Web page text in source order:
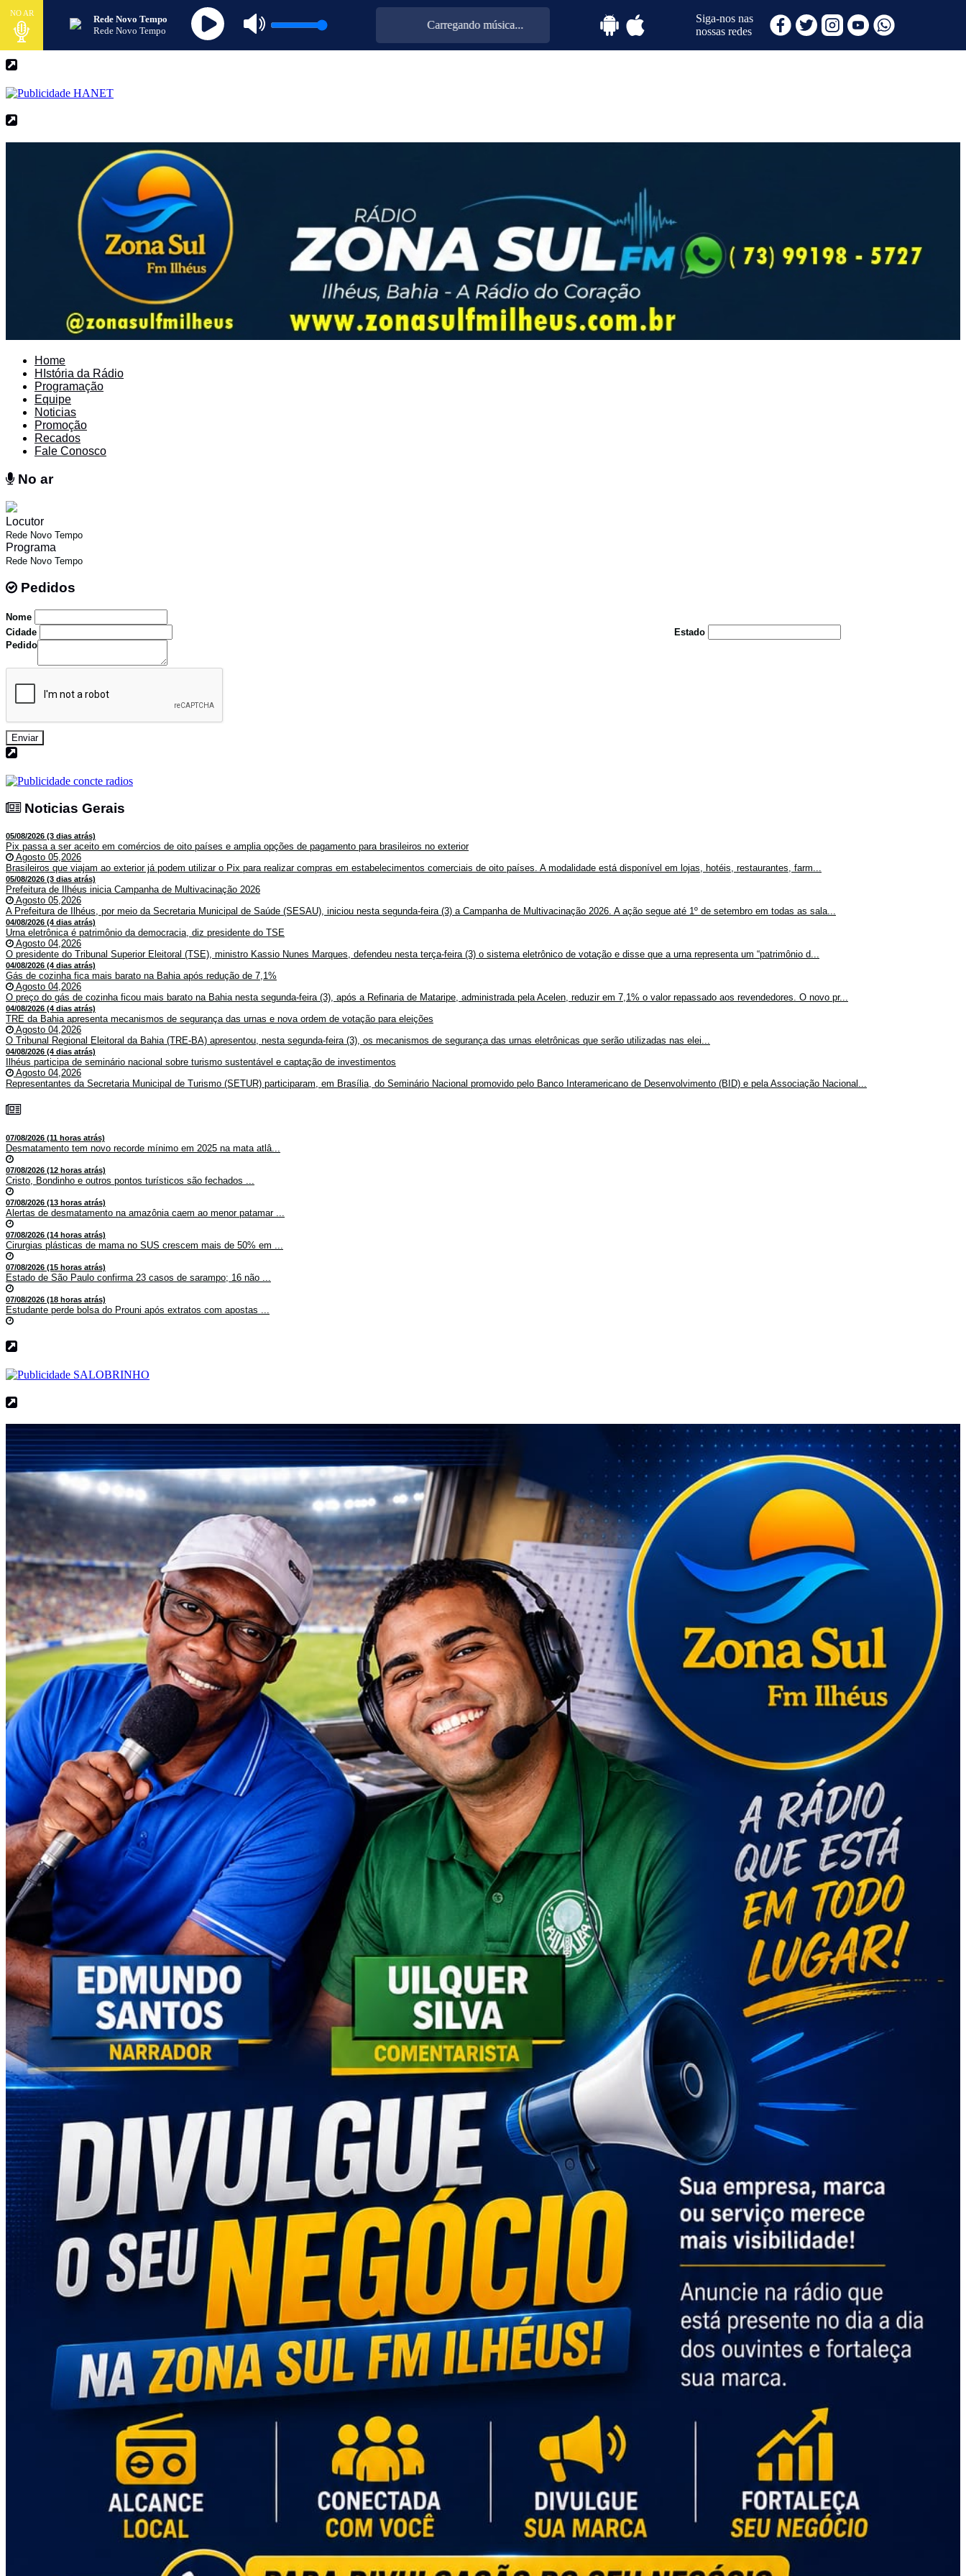
NO AR
Rede Novo Tempo
Rede Novo Tempo
Carregando música...
Siga-nos nas
nossas redes
Home
HIstória da Rádio
Programação
Equipe
Noticias
Promoção
Recados
Fale Conosco
No ar
Locutor
Rede Novo Tempo
Programa
Rede Novo Tempo
Pedidos
Nome
Cidade
Estado
Pedido
Enviar
Noticias Gerais
05/08/2026 (3 dias atrás)
Pix passa a ser aceito em comércios de oito países e amplia opções de pagamento para brasileiros no exterior
Agosto 05,2026
Brasileiros que viajam ao exterior já podem utilizar o Pix para realizar compras em estabelecimentos comerciais de oito países. A modalidade está disponível em lojas, hotéis, restaurantes, farm...
05/08/2026 (3 dias atrás)
Prefeitura de Ilhéus inicia Campanha de Multivacinação 2026
Agosto 05,2026
A Prefeitura de Ilhéus, por meio da Secretaria Municipal de Saúde (SESAU), iniciou nesta segunda-feira (3) a Campanha de Multivacinação 2026. A ação segue até 1º de setembro em todas as sala...
04/08/2026 (4 dias atrás)
Urna eletrônica é patrimônio da democracia, diz presidente do TSE
Agosto 04,2026
O presidente do Tribunal Superior Eleitoral (TSE), ministro Kassio Nunes Marques, defendeu nesta terça-feira (3) o sistema eletrônico de votação e disse que a urna representa um “patrimônio d...
04/08/2026 (4 dias atrás)
Gás de cozinha fica mais barato na Bahia após redução de 7,1%
Agosto 04,2026
O preço do gás de cozinha ficou mais barato na Bahia nesta segunda-feira (3), após a Refinaria de Mataripe, administrada pela Acelen, reduzir em 7,1% o valor repassado aos revendedores. O novo pr...
04/08/2026 (4 dias atrás)
TRE da Bahia apresenta mecanismos de segurança das urnas e nova ordem de votação para eleições
Agosto 04,2026
O Tribunal Regional Eleitoral da Bahia (TRE-BA) apresentou, nesta segunda-feira (3), os mecanismos de segurança das urnas eletrônicas que serão utilizadas nas elei...
04/08/2026 (4 dias atrás)
Ilhéus participa de seminário nacional sobre turismo sustentável e captação de investimentos
Agosto 04,2026
Representantes da Secretaria Municipal de Turismo (SETUR) participaram, em Brasília, do Seminário Nacional promovido pelo Banco Interamericano de Desenvolvimento (BID) e pela Associação Nacional...
07/08/2026 (11 horas atrás)
Desmatamento tem novo recorde mínimo em 2025 na mata atlâ...
07/08/2026 (12 horas atrás)
Cristo, Bondinho e outros pontos turísticos são fechados ...
07/08/2026 (13 horas atrás)
Alertas de desmatamento na amazônia caem ao menor patamar ...
07/08/2026 (14 horas atrás)
Cirurgias plásticas de mama no SUS crescem mais de 50% em ...
07/08/2026 (15 horas atrás)
Estado de São Paulo confirma 23 casos de sarampo; 16 não ...
07/08/2026 (18 horas atrás)
Estudante perde bolsa do Prouni após extratos com apostas ...